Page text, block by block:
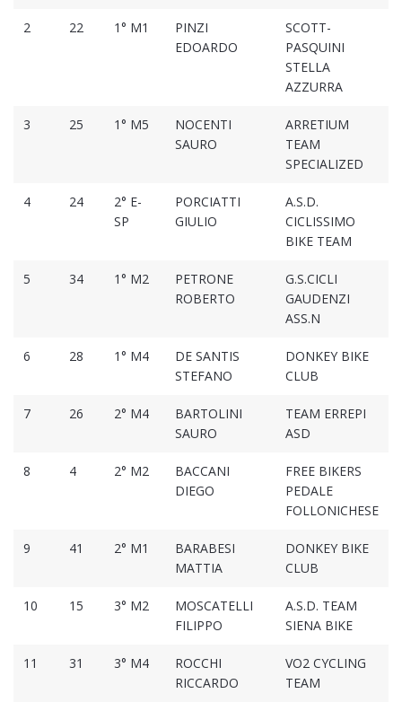
2 22 1° M1
PINZI
EDOARDO
SCOTT-
PASQUINI
STELLA
AZZURRA
3 25 1° M5
NOCENTI
SAURO
ARRETIUM
TEAM
SPECIALIZED
4 24
2° E-
SP
PORCIATTI
GIULIO
A.S.D.
CICLISSIMO
BIKE TEAM
5 34 1° M2
PETRONE
ROBERTO
G.S.CICLI
GAUDENZI
ASS.N
6 28 1° M4
DE SANTIS
STEFANO
DONKEY BIKE
CLUB
7 26 2° M4
BARTOLINI
SAURO
TEAM ERREPI
ASD
8 4 2° M2
BACCANI
DIEGO
FREE BIKERS
PEDALE
FOLLONICHESE
9 41 2° M1
BARABESI
MATTIA
DONKEY BIKE
CLUB
10 15 3° M2
MOSCATELLI
FILIPPO
A.S.D. TEAM
SIENA BIKE
11 31 3° M4
ROCCHI
RICCARDO
VO2 CYCLING
TEAM